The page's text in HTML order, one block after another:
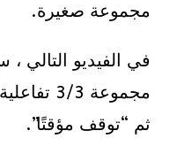
مجموعة صغيرة.
في الفيديو التالي
مجموعة
ثم “توقف مؤقتًا”.